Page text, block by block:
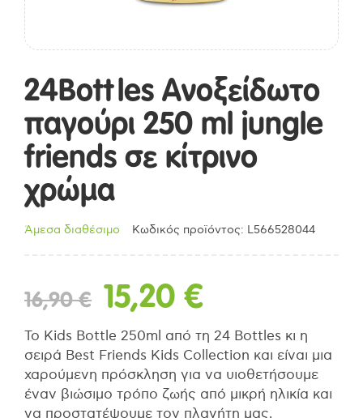
24Bottles Ανοξείδωτο
παγούρι 250 ml jungle
friends σε κίτρινο
χρώμα
Άμεσα διαθέσιμο Κωδικός προϊόντος: L566528044
16,90€ Original
price
was:
15,20 €Η
τρέχουσα
τιμή
Το Kids Bottle 250ml από τη 24 Bottles κι η
σειρά Best Friends Kids Collection και είναι μια
χαρούμενη πρόσκληση για να υιοθετήσουμε
έναν βιώσιμο τρόπο ζωής από μικρή ηλικία και
να προστατέψουμε τον πλανήτη μας.